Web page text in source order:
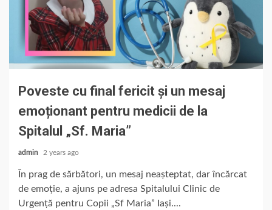
Poveste cu final fericit și un mesaj
emoționant pentru medicii de la
Spitalul „Sf. Maria”
admin 2 years ago
În prag de sărbători, un mesaj neașteptat, dar încărcat
de emoție, a ajuns pe adresa Spitalului Clinic de
Urgență pentru Copii „Sf Maria” Iași....